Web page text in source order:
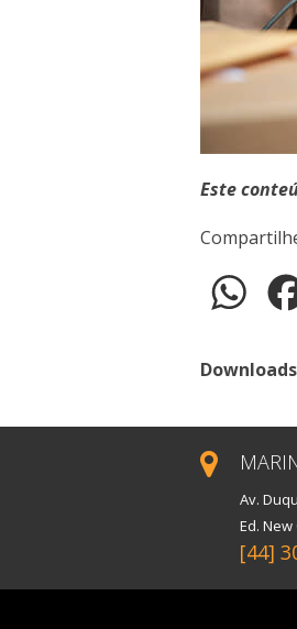
Este
Downloads
Av.
Ed.
[44]